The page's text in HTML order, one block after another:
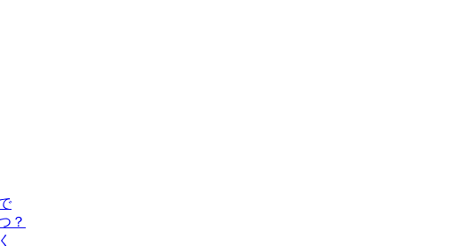
？